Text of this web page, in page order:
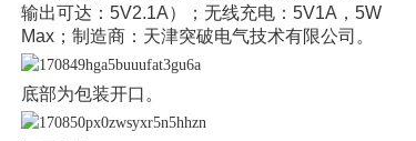
输出可达：5V2.1A）；无线充电：5V1A，5W
Max；制造商：天津突破电气技术有限公司。
底部为包装开口。